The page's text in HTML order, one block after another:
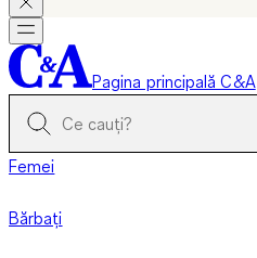
Pagina principală C&A
Femei
Bărbați